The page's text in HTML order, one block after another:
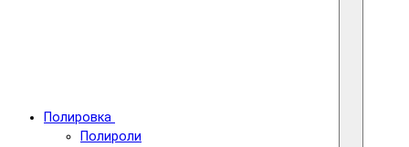
Полировка
Полироли